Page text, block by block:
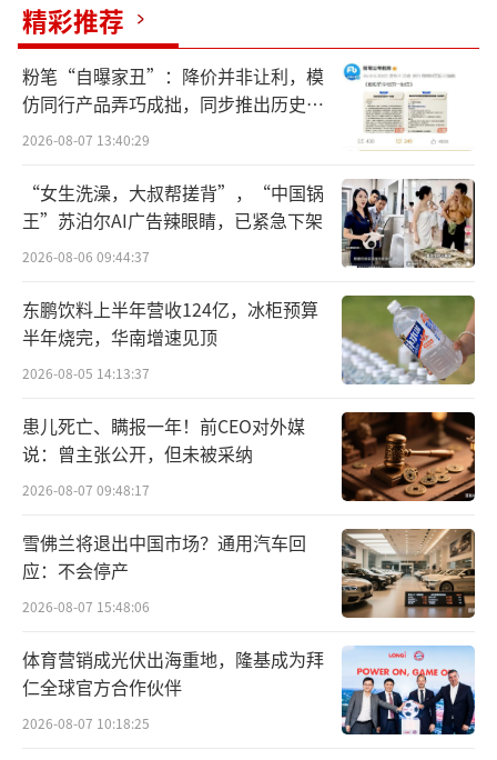
样的行业逻辑，进口烈酒凭借着怎样的势能实
现弯道超车？更值得关注的是，就在进口烈酒
持续扩大市场版图之际，国产威士忌已批量面
市——这是否意味着，中国洋酒市场“进口vs国
01
茅台引领，高端洋酒与白酒的“双增
长”时代
事实上，进口烈酒在中国的走高与白酒产
业的“量价齐升”几乎是同一时期发生的。
以世界三大烈酒公司之一的保乐力加为
例，其2017财年的财报显示，集团净销售额达9
0.1亿欧元（折合人民币695亿元），13个品牌
中有11个实现增长，主销产品马爹利增长6%，
这样的结果主要得益于中国区的强劲增长。
当年，保乐力加在中国市场的销售额就达
到了近100亿元，马爹利也成为中国首个销售超
100万箱（1200万瓶）的洋酒品牌。
精彩推荐
粉笔“自曝家丑”：降价并非让利，模
仿同行产品弄巧成拙，同步推出历史学
员退费方案
2026-08-07 13:40:29
“女生洗澡，大叔帮搓背”，“中国锅
王”苏泊尔AI广告辣眼睛，已紧急下架
2026-08-06 09:44:37
东鹏饮料上半年营收124亿，冰柜预算
半年烧完，华南增速见顶
2026-08-05 14:13:37
患儿死亡、瞒报一年！前CEO对外媒
说：曾主张公开，但未被采纳
2026-08-07 09:48:17
雪佛兰将退出中国市场？通用汽车回
应：不会停产
2026-08-07 15:48:06
体育营销成光伏出海重地，隆基成为拜
仁全球官方合作伙伴
2026-08-07 10:18:25